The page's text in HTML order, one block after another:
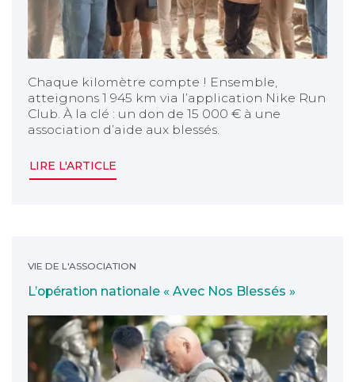
Chaque kilomètre compte ! Ensemble,
atteignons 1 945 km via l’application Nike Run
Club. À la clé : un don de 15 000 € à une
association d’aide aux blessés.
LIRE L'ARTICLE
VIE DE L'ASSOCIATION
L’opération nationale « Avec Nos Blessés »